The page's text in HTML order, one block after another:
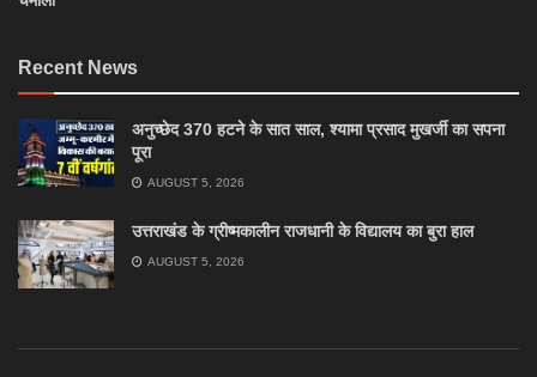
Recent News
अनुच्छेद 370 हटने के सात साल, श्यामा प्रसाद मुखर्जी का सपना
पूरा
AUGUST 5, 2026
उत्तराखंड के ग्रीष्मकालीन राजधानी के विद्यालय का बुरा हाल
AUGUST 5, 2026